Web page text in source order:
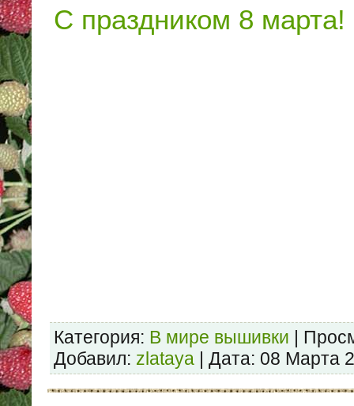
С праздником 8 марта!
Категория: В мире вышивки |
Добавил: zlataуa | Дата: 08 Марта